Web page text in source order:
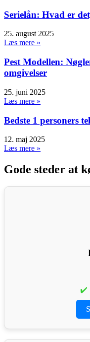
Serielån: Hvad er
25. august 2025
Læs mere »
Pest Modellen:
omgivelser
25. juni 2025
Læs mere »
Bedste 1 personers
12. maj 2025
Læs mere »
Gode steder at